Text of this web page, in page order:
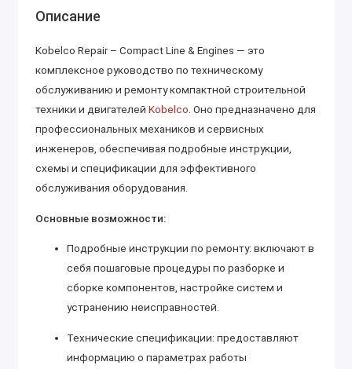
Описание
Kobelco Repair – Compact Line & Engines — это
комплексное руководство по техническому
обслуживанию и ремонту компактной строительной
техники и двигателей Kobelco. Оно предназначено для
профессиональных механиков и сервисных
инженеров, обеспечивая подробные инструкции,
схемы и спецификации для эффективного
обслуживания оборудования.
Основные возможности:
Подробные инструкции по ремонту: включают в
себя пошаговые процедуры по разборке и
сборке компонентов, настройке систем и
устранению неисправностей.
Технические спецификации: предоставляют
информацию о параметрах работы